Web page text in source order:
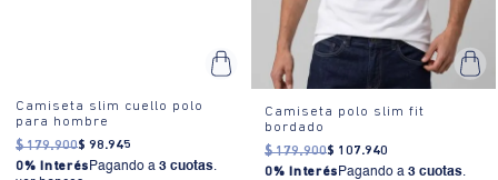
Camiseta slim cuello polo
para hombre
$ 179.900$ 98.945
0% Interés Pagando a 3 cuotas.
Camiseta polo slim fit
bordado
$ 179.900$ 107.940
0% Interés Pagando a 3 cuotas.